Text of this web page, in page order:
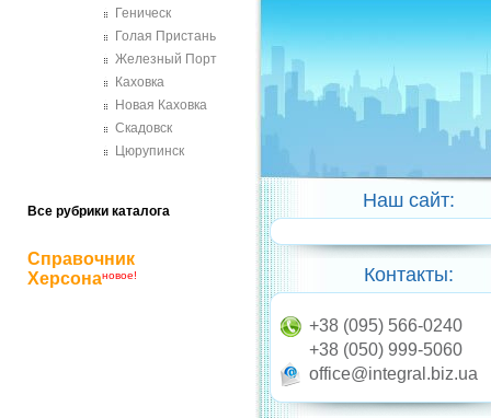
Геническ
Голая Пристань
Железный Порт
Каховка
Новая Каховка
Скадовск
Цюрупинск
Все рубрики каталога
Справочник
Херсонановое!
Наш сайт:
Контакты:
+38 (095) 566-0240
+38 (050) 999-5060
office@integral.biz.ua